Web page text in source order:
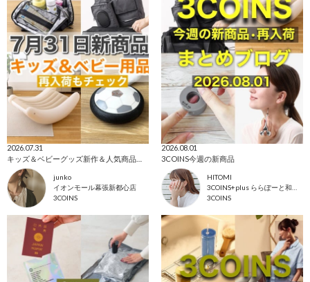
2026.07.31
junko
イオンモール幕張新都心店
3COINS
2026.08.01
3COINS今週の新商品
HITOMI
3COINS